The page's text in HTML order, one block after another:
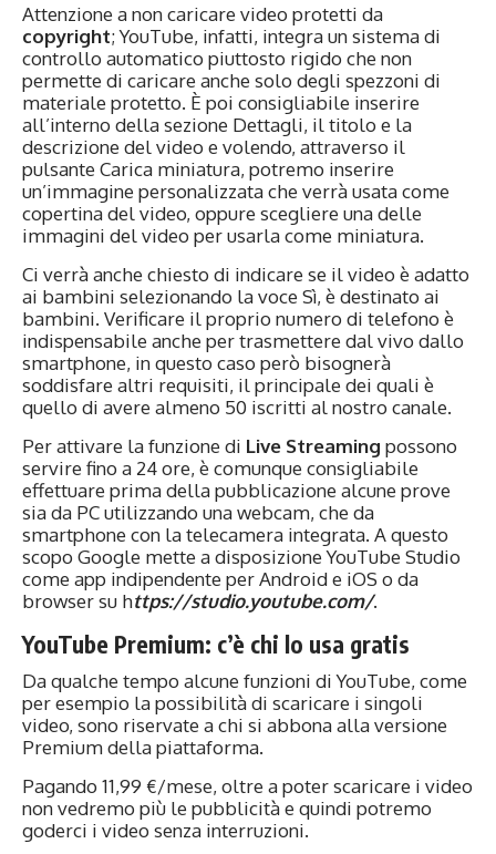
Attenzione a non caricare video protetti da
copyright; YouTube, infatti, integra un sistema di
controllo automatico piuttosto rigido che non
permette di caricare anche solo degli spezzoni di
materiale protetto. È poi consigliabile inserire
all’interno della sezione Dettagli, il titolo e la
descrizione del video e volendo, attraverso il
pulsante Carica miniatura, potremo inserire
un’immagine personalizzata che verrà usata come
copertina del video, oppure scegliere una delle
immagini del video per usarla come miniatura.
Ci verrà anche chiesto di indicare se il video è adatto
ai bambini selezionando la voce Sì, è destinato ai
bambini. Verificare il proprio numero di telefono è
indispensabile anche per trasmettere dal vivo dallo
smartphone, in questo caso però bisognerà
soddisfare altri requisiti, il principale dei quali è
quello di avere almeno 50 iscritti al nostro canale.
Per attivare la funzione di Live Streaming possono
servire fino a 24 ore, è comunque consigliabile
effettuare prima della pubblicazione alcune prove
sia da PC utilizzando una webcam, che da
smartphone con la telecamera integrata. A questo
scopo Google mette a disposizione YouTube Studio
come app indipendente per Android e iOS o da
browser su https://studio.youtube.com/.
YouTube Premium: c’è chi lo usa gratis
Da qualche tempo alcune funzioni di YouTube, come
per esempio la possibilità di scaricare i singoli
video, sono riservate a chi si abbona alla versione
Premium della piattaforma.
Pagando 11,99 €/mese, oltre a poter scaricare i video
non vedremo più le pubblicità e quindi potremo
goderci i video senza interruzioni.